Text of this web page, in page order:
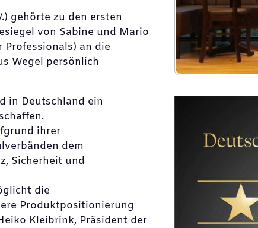
gehörte zu den ersten
von Sabine und Mario
Professionals) an die
Wegel persönlich
in Deutschland ein
ihrer
dem
Sicherheit und
die
Produktpositionierung
Kleibrink, Präsident der